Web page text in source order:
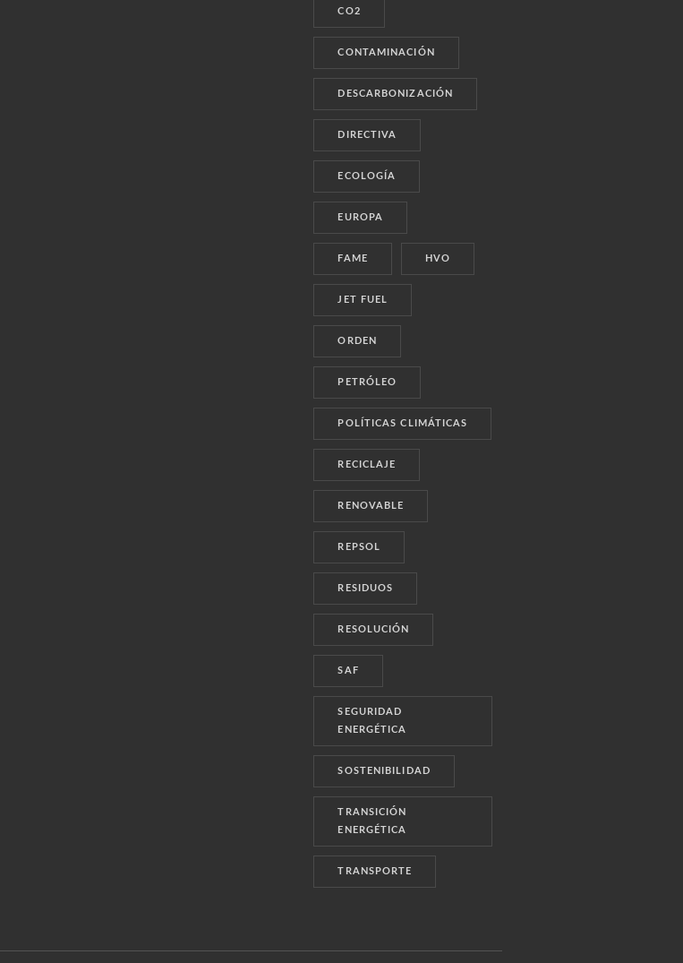
CO2
CONTAMINACIÓN
DESCARBONIZACIÓN
DIRECTIVA
ECOLOGÍA
EUROPA
FAME HVO
JET FUEL
ORDEN
PETRÓLEO
POLÍTICAS CLIMÁTICAS
RECICLAJE
RENOVABLE
REPSOL
RESIDUOS
RESOLUCIÓN
SAF
SEGURIDAD
ENERGÉTICA
SOSTENIBILIDAD
TRANSICIÓN
ENERGÉTICA
TRANSPORTE